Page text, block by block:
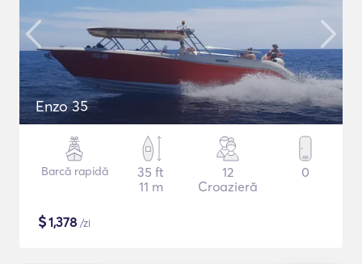
Enzo 35
Barcă rapidă
35 ft
11 m
12
Croazieră
0
$1,378 /zi